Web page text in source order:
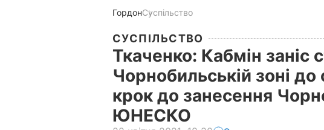
ГордонСуспільство
СУСПІЛЬСТВО
Ткаченко: Кабмін заніс
Чорнобильській зоні
крок до занесення
ЮНЕСКО